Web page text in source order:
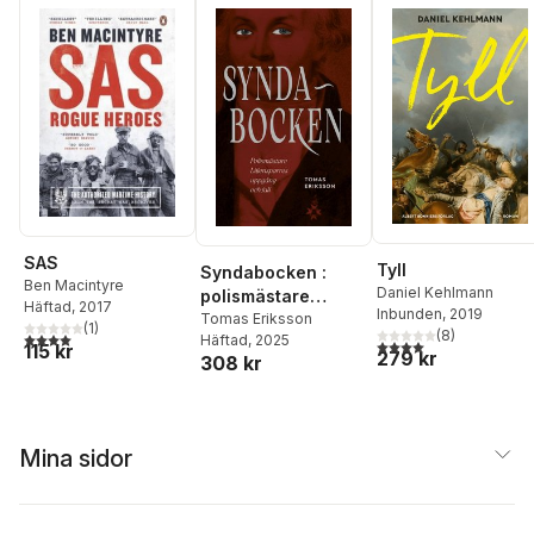
SAS
Ben Macintyre
Häftad, 2017
4,0utav 5 stjärnor. Totalt antal röster:
(1)
115 kr
Syndabocken :
polismästare
Liljensparres
uppgång och fall
Tomas Eriksson
Häftad, 2025
308 kr
Tyll
Daniel Kehlmann
Inbunden, 2019
4,0utav 5 stjärnor.
(8)
279 kr
Mina sidor